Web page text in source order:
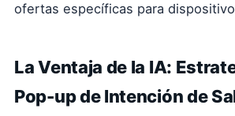
ofertas específicas para
La Ventaja de la IA:
Pop-up de Intención de